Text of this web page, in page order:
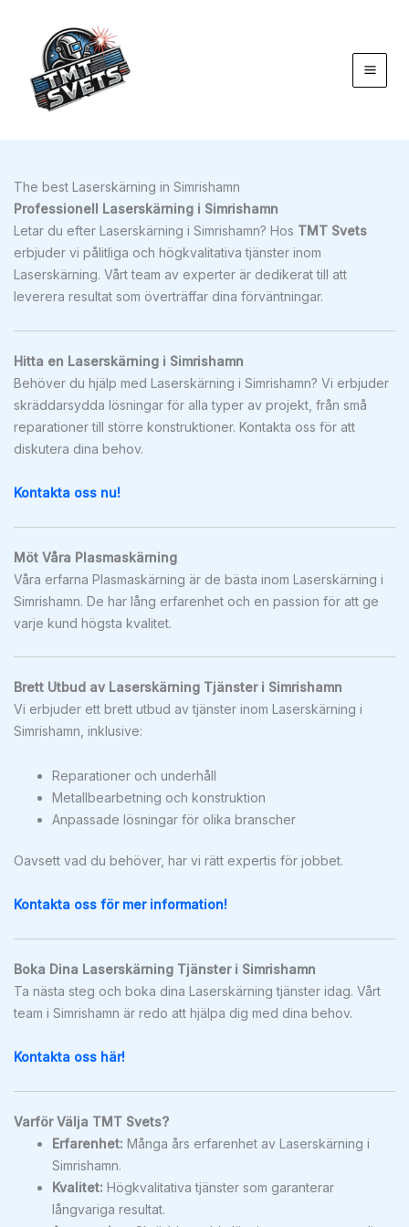
innehåll
The best Laserskärning in Simrishamn
Professionell Laserskärning i Simrishamn
Letar du efter Laserskärning i Simrishamn? Hos TMT Svets
erbjuder vi pålitliga och högkvalitativa tjänster inom
Laserskärning. Vårt team av experter är dedikerat till att
leverera resultat som överträffar dina förväntningar.
Hitta en Laserskärning i Simrishamn
Behöver du hjälp med Laserskärning i Simrishamn? Vi erbjuder
skräddarsydda lösningar för alla typer av projekt, från små
reparationer till större konstruktioner. Kontakta oss för att
diskutera dina behov.
Kontakta oss nu!
Möt Våra Plasmaskärning
Våra erfarna Plasmaskärning är de bästa inom Laserskärning i
Simrishamn. De har lång erfarenhet och en passion för att ge
varje kund högsta kvalitet.
Brett Utbud av Laserskärning Tjänster i Simrishamn
Vi erbjuder ett brett utbud av tjänster inom Laserskärning i
Simrishamn, inklusive:
Reparationer och underhåll
Metallbearbetning och konstruktion
Anpassade lösningar för olika branscher
Oavsett vad du behöver, har vi rätt expertis för jobbet.
Kontakta oss för mer information!
Boka Dina Laserskärning Tjänster i Simrishamn
Ta nästa steg och boka dina Laserskärning tjänster idag. Vårt
team i Simrishamn är redo att hjälpa dig med dina behov.
Kontakta oss här!
Varför Välja TMT Svets?
Erfarenhet: Många års erfarenhet av Laserskärning i
Simrishamn.
Kvalitet: Högkvalitativa tjänster som garanterar
långvariga resultat.